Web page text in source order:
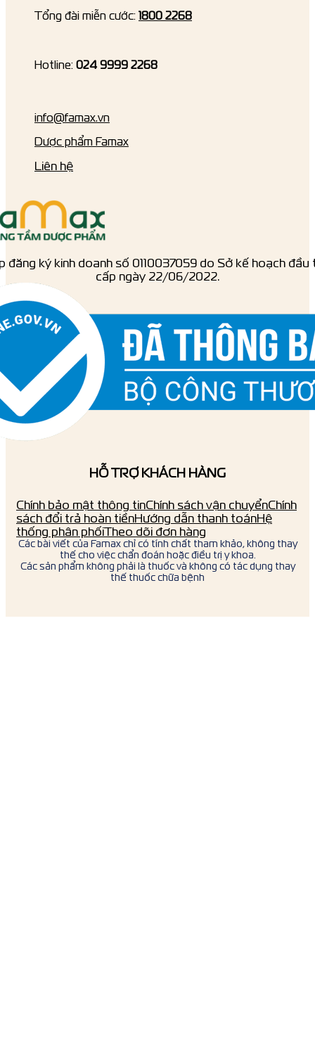
đăng ký kinh doanh số ‎0110037059 do Sở kế hoạch đầu
cấp ngày 22/06/2022.
Tổng đài miễn cước: 1800 2268
Hotline: 024 9999 2268
info@famax.vn
Dược phẩm Famax
Liên hệ
HỖ TRỢ KHÁCH HÀNG
Chính bảo mật thông tinChính sách vận chuyểnChính
sách đổi trả hoàn tiềnHướng dẫn thanh toánHệ
thống phân phốiTheo dõi đơn hàng
Các bài viết của Famax chỉ có tính chất tham khảo, không thay
thế cho việc chẩn đoán hoặc điều trị y khoa.
Các sản phẩm không phải là thuốc và không có tác dụng thay
thế thuốc chữa bệnh